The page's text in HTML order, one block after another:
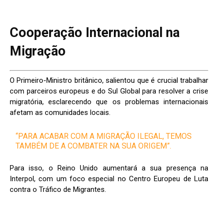
Cooperação Internacional na
Migração
O Primeiro-Ministro britânico, salientou que é crucial trabalhar
com parceiros europeus e do Sul Global para resolver a crise
migratória, esclarecendo que os problemas internacionais
afetam as comunidades locais.
“PARA ACABAR COM A MIGRAÇÃO ILEGAL, TEMOS
TAMBÉM DE A COMBATER NA SUA ORIGEM”.
Para isso, o Reino Unido aumentará a sua presença na
Interpol, com um foco especial no Centro Europeu de Luta
contra o Tráfico de Migrantes.